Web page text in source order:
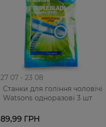
27 07 - 23 08
Cтанки для гоління чоловічі
Watsons одноразові 3 шт
89,99 ГРН